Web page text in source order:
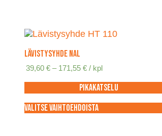
Lävistysyhde NAL
39,60€ – 171,55€Hintaluokka:
-
171,55 €
/ kpl
Pikakatselu
Valitse vaihtoehdoista